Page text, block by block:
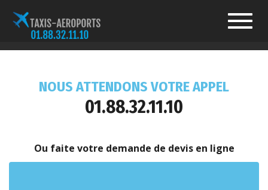
NOUS ATTENDONS VOTRE APPEL
01.88.32.11.10
Ou faite votre demande de devis en ligne